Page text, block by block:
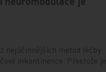
nejúčinnějších metod léčby
inkontinence. Přestože je